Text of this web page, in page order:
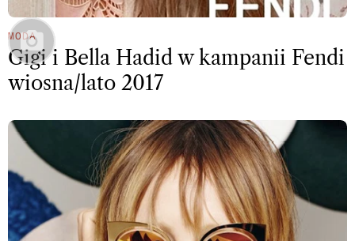
MODA
Gigi i Bella Hadid w kampanii Fendi
wiosna/lato 2017